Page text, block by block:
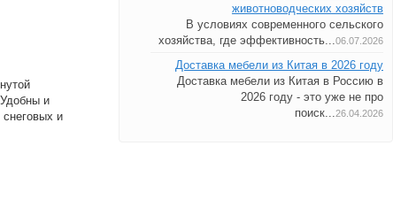
и
и
животноводческих хозяйств
В условиях современного сельского
хозяйства, где эффективность...06.07.2026
Доставка мебели из Китая в 2026 году
Доставка мебели из Китая в Россию в
2026 году - это уже не про
поиск...26.04.2026